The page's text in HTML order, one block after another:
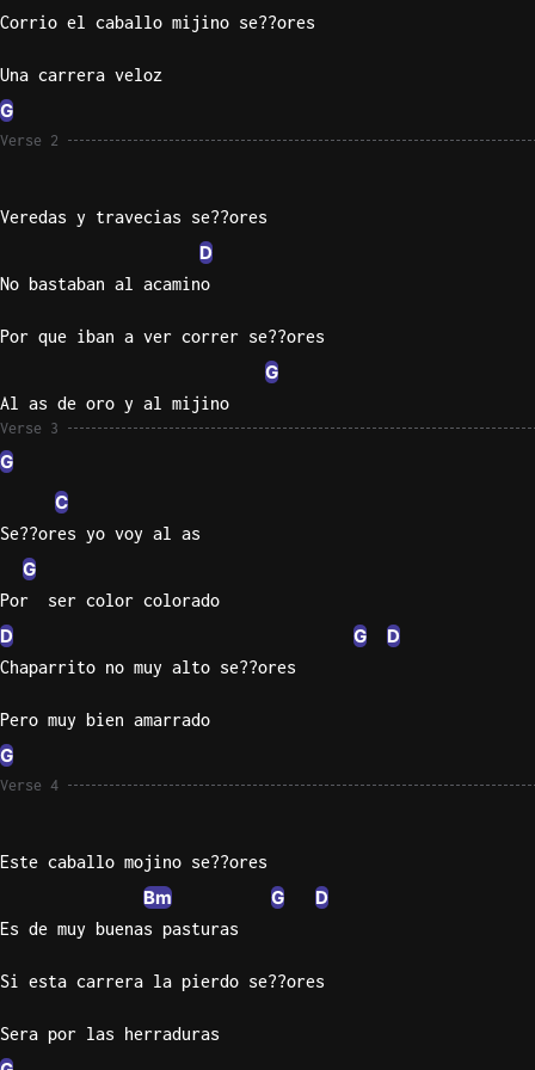
Door
Olivia
Corrio el caballo mijino se??ores
Una carrera veloz
G
Verse 2
Veredas y travecias se??ores
D
No bastaban al acamino
Por que iban a ver correr se??ores
G
Al as de oro y al mijino
Verse 3
G
C
Se??ores yo voy al as
G
Por  ser color colorado
D G D
Chaparrito no muy alto se??ores
Pero muy bien amarrado
G
Verse 4
Este caballo mojino se??ores
Bm G D
Es de muy buenas pasturas
Si esta carrera la pierdo se??ores
Sera por las herraduras